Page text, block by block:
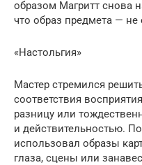
образом Магритт снова
что образ предмета — не
«Настольгия»
Мастер стремился
соответствия
разницу или
и действительностью.
использовал образы
глаза, сцены или